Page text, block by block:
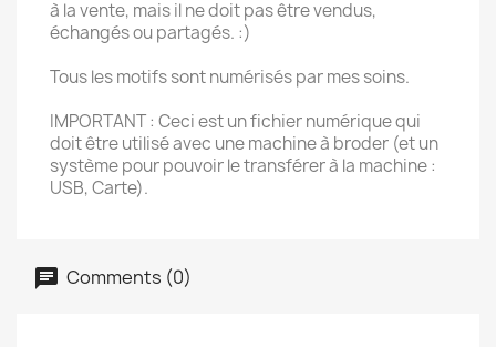
à la vente, mais il ne doit pas être vendus,
échangés ou partagés. :)
Tous les motifs sont numérisés par mes soins.
IMPORTANT : Ceci est un fichier numérique qui
doit être utilisé avec une machine à broder (et un
système pour pouvoir le transférer à la machine :
USB, Carte).
Comments (0)